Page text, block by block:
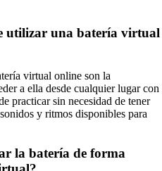
utilizar una batería virtual
virtual online son la
a ella desde cualquier lugar con
practicar sin necesidad de tener
y ritmos disponibles para
la batería de forma